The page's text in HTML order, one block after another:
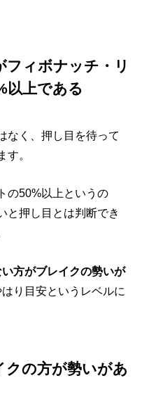
フィボナッチ・リ
以上である
なく、押し目を待って
す。
の50%以上というの
と押し目とは判断でき
方がブレイクの勢いが
り目安というレベルに
クの方が勢いがあ